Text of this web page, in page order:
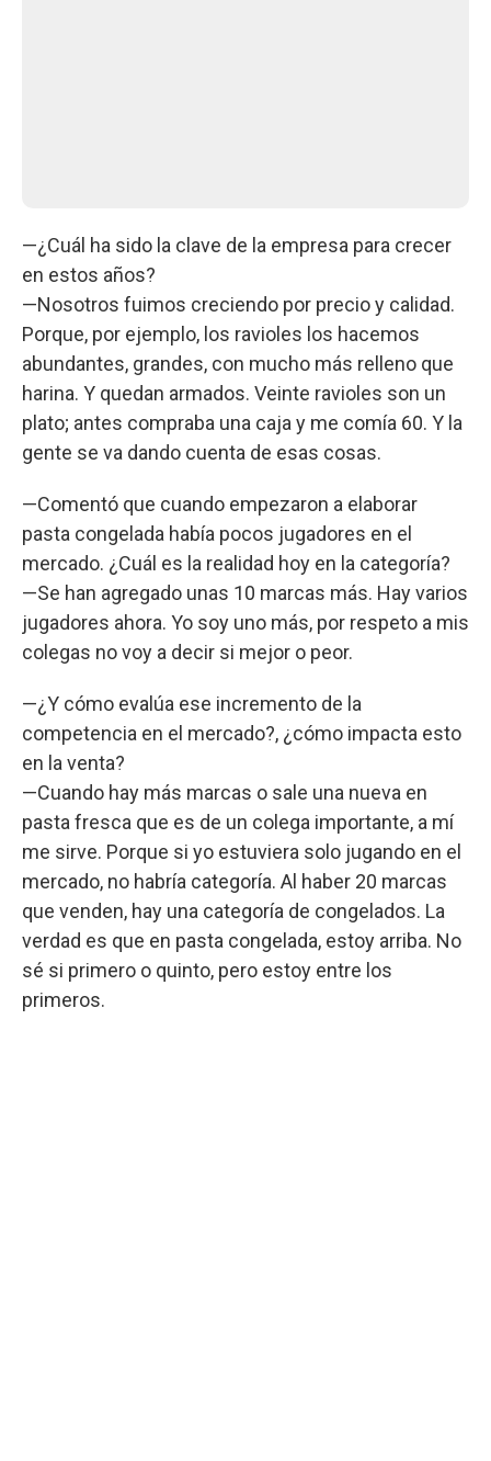
—¿Cuál ha sido la clave de la empresa para crecer
en estos años?
—Nosotros fuimos creciendo por precio y calidad.
Porque, por ejemplo, los ravioles los hacemos
abundantes, grandes, con mucho más relleno que
harina. Y quedan armados. Veinte ravioles son un
plato; antes compraba una caja y me comía 60. Y la
gente se va dando cuenta de esas cosas.
—Comentó que cuando empezaron a elaborar
pasta congelada había pocos jugadores en el
mercado. ¿Cuál es la realidad hoy en la categoría?
—Se han agregado unas 10 marcas más. Hay varios
jugadores ahora. Yo soy uno más, por respeto a mis
colegas no voy a decir si mejor o peor.
—¿Y cómo evalúa ese incremento de la
competencia en el mercado?, ¿cómo impacta esto
en la venta?
—Cuando hay más marcas o sale una nueva en
pasta fresca que es de un colega importante, a mí
me sirve. Porque si yo estuviera solo jugando en el
mercado, no habría categoría. Al haber 20 marcas
que venden, hay una categoría de congelados. La
verdad es que en pasta congelada, estoy arriba. No
sé si primero o quinto, pero estoy entre los
primeros.